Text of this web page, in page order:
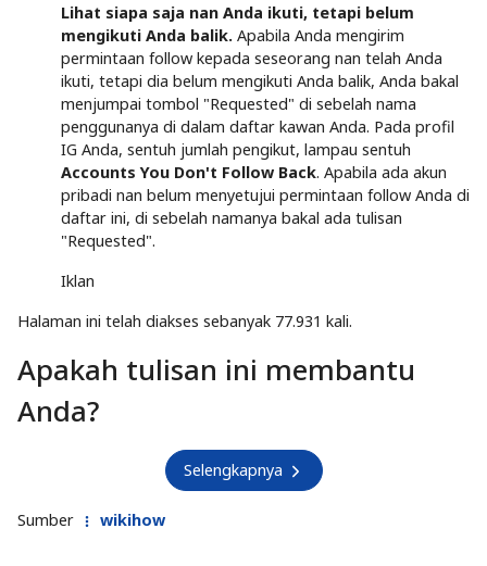
Lihat siapa saja nan Anda ikuti, tetapi belum
mengikuti Anda balik. Apabila Anda mengirim
permintaan follow kepada seseorang nan telah Anda
ikuti, tetapi dia belum mengikuti Anda balik, Anda bakal
menjumpai tombol "Requested" di sebelah nama
penggunanya di dalam daftar kawan Anda. Pada profil
IG Anda, sentuh jumlah pengikut, lampau sentuh
Accounts You Don't Follow Back. Apabila ada akun
pribadi nan belum menyetujui permintaan follow Anda di
daftar ini, di sebelah namanya bakal ada tulisan
"Requested".
Iklan
Halaman ini telah diakses sebanyak 77.931 kali.
Apakah tulisan ini membantu
Anda?
Selengkapnya
Sumber wikihow